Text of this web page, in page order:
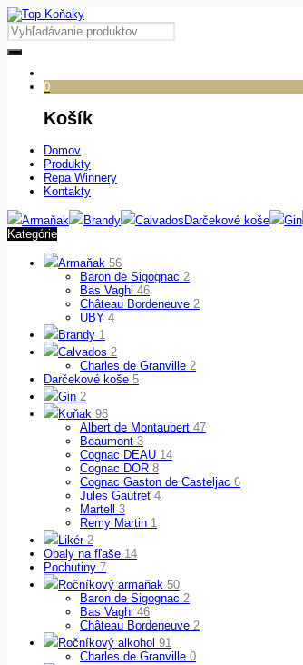
0
Košík
Domov
Produkty
Repa Winnery
Kontakty
Armaňak Brandy Calvados Darčekové koše Gin
Kategórie
Armaňak 56
Baron de Sigognac 2
Bas Vaghi 46
Château Bordeneuve 2
UBY 4
Brandy 1
Calvados 2
Charles de Granville 2
Darčekové koše 5
Gin 2
Koňak 96
Albert de Montaubert 47
Beaumont 3
Cognac DEAU 14
Cognac DOR 8
Cognac Gaston de Casteljac 6
Jules Gautret 4
Martell 3
Remy Martin 1
Likér 2
Obaly na fľaše 14
Pochutiny 7
Ročníkový armaňak 50
Baron de Sigognac 2
Bas Vaghi 46
Château Bordeneuve 2
Ročníkový alkohol 91
Charles de Granville 0